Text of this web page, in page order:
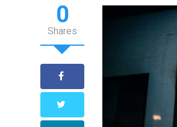
0
Shares